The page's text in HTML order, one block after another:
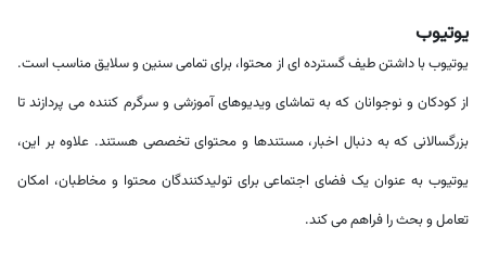
یوتیوب
یوتیوب با داشتن طیف گسترده ای از محتوا، برای تمامی سنین و سلایق مناسب است.
از کودکان و نوجوانان که به تماشای ویدیوهای آموزشی و سرگرم کننده می پردازند تا
بزرگسالانی که به دنبال اخبار، مستندها و محتوای تخصصی هستند. علاوه بر این،
یوتیوب به عنوان یک فضای اجتماعی برای تولیدکنندگان محتوا و مخاطبان، امکان
تعامل و بحث را فراهم می کند.